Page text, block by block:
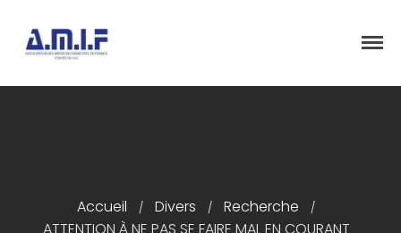
Présentation
Articles
Accueil / Divers / Recherche /